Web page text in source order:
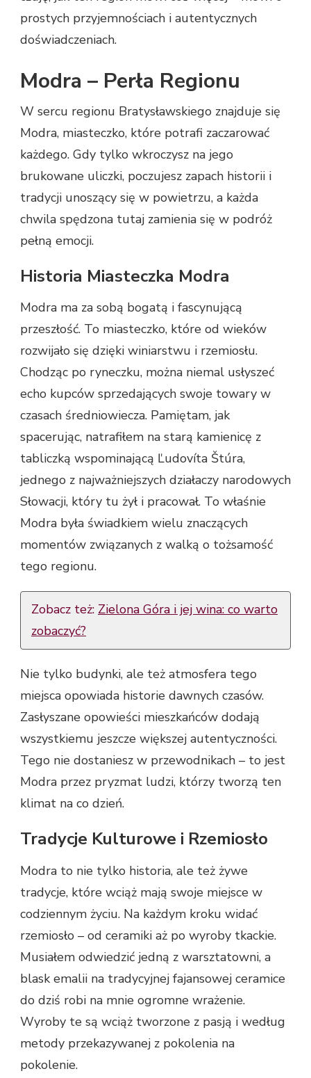
prostych przyjemnościach i autentycznych
doświadczeniach.
Modra – Perła Regionu
W sercu regionu Bratysławskiego znajduje się
Modra, miasteczko, które potrafi zaczarować
każdego. Gdy tylko wkroczysz na jego
brukowane uliczki, poczujesz zapach historii i
tradycji unoszący się w powietrzu, a każda
chwila spędzona tutaj zamienia się w podróż
pełną emocji.
Historia Miasteczka Modra
Modra ma za sobą bogatą i fascynującą
przeszłość. To miasteczko, które od wieków
rozwijało się dzięki winiarstwu i rzemiosłu.
Chodząc po ryneczku, można niemal usłyszeć
echo kupców sprzedających swoje towary w
czasach średniowiecza. Pamiętam, jak
spacerując, natrafiłem na starą kamienicę z
tabliczką wspominającą Ľudovíta Štúra,
jednego z najważniejszych działaczy narodowych
Słowacji, który tu żył i pracował. To właśnie
Modra była świadkiem wielu znaczących
momentów związanych z walką o tożsamość
tego regionu.
Zobacz też: Zielona Góra i jej wina: co warto
zobaczyć?
Nie tylko budynki, ale też atmosfera tego
miejsca opowiada historie dawnych czasów.
Zasłyszane opowieści mieszkańców dodają
wszystkiemu jeszcze większej autentyczności.
Tego nie dostaniesz w przewodnikach – to jest
Modra przez pryzmat ludzi, którzy tworzą ten
klimat na co dzień.
Tradycje Kulturowe i Rzemiosło
Modra to nie tylko historia, ale też żywe
tradycje, które wciąż mają swoje miejsce w
codziennym życiu. Na każdym kroku widać
rzemiosło – od ceramiki aż po wyroby tkackie.
Musiałem odwiedzić jedną z warsztatowni, a
blask emalii na tradycyjnej fajansowej ceramice
do dziś robi na mnie ogromne wrażenie.
Wyroby te są wciąż tworzone z pasją i według
metody przekazywanej z pokolenia na
pokolenie.